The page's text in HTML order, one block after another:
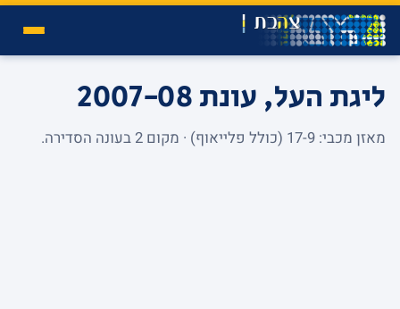
ליגת העל, עונת 2007-08
מאזן מכבי: 17-9 (כולל פלייאוף) · מקום 2 בעונה הסדירה.